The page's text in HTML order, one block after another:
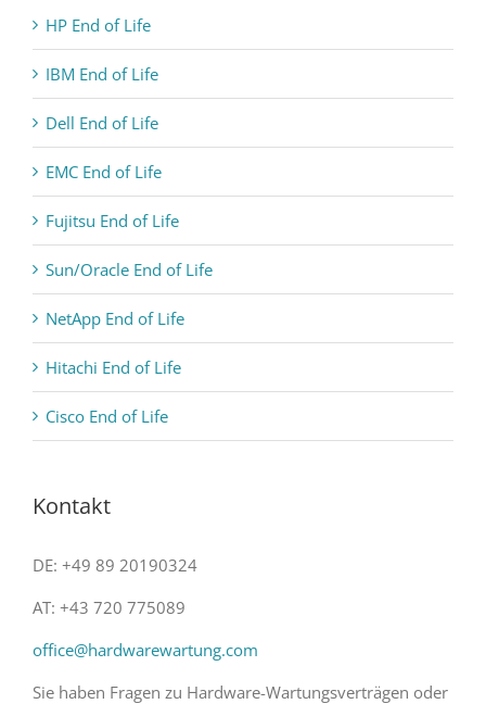
HP End of Life
IBM End of Life
Dell End of Life
EMC End of Life
Fujitsu End of Life
Sun/Oracle End of Life
NetApp End of Life
Hitachi End of Life
Cisco End of Life
Kontakt
DE: +49 89 20190324
AT: +43 720 775089
office@hardwarewartung.com
Sie haben Fragen zu Hardware-Wartungsverträgen oder